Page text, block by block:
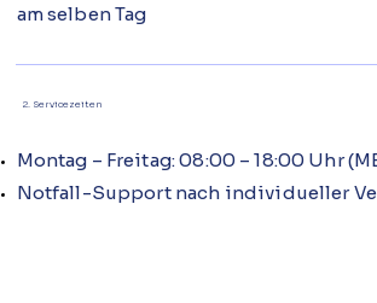
am selben Tag
2. Servicezeiten
Montag – Freitag: 08:00 – 18:00 Uhr
Notfall-Support nach individueller